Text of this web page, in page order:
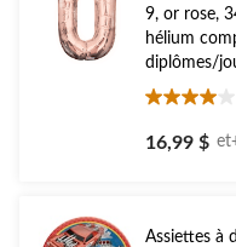
9, or rose,
hélium
diplômes/
4.0
étoile(s)
sur
16,99 $
Assiettes à